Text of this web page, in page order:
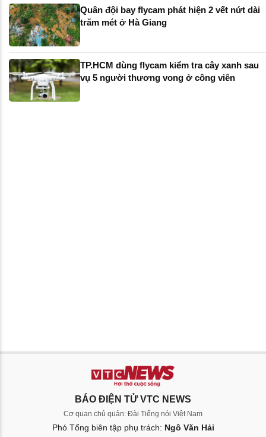
Quân đội bay flycam phát hiện 2 vết nứt dài
trăm mét ở Hà Giang
TP.HCM dùng flycam kiểm tra cây xanh sau
vụ 5 người thương vong ở công viên
BÁO ĐIỆN TỬ VTC NEWS
Cơ quan chủ quản: Đài Tiếng nói Việt Nam
Phó Tổng biên tập phụ trách: Ngô Văn Hải